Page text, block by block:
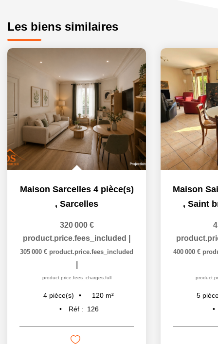
Les biens similaires
Maison Sarcelles 4 pièce(s)
, Sarcelles
320 000 €
product.price.fees_included
305 000 € product.price.fees_included
product.price.fees_charges.full
4 pièce(s) 120 m²
Réf :
126
, Saint
400 000 €
5